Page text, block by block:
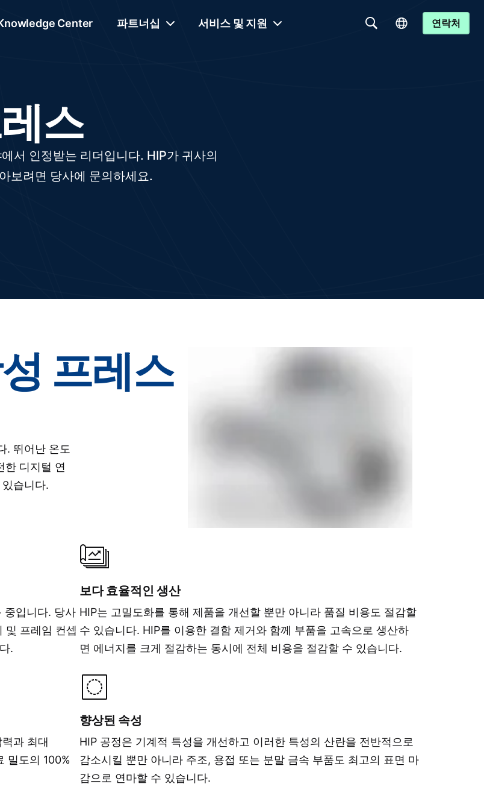
Center 파트너십 서비스 및 지원 연락처
스
서 인정받는 리더입니다. HIP가 귀사의
보려면 당사에 문의하세요.
프레스
. 뛰어난 온도
한 디지털 연
습니다.
중입니다. 당사
및 프레임 컨셉
.
보다 효율적인 생산
HIP는 고밀도화를 통해 제품을 개선할 뿐만 아니라 품질 비용도 절감할
수 있습니다. HIP를 이용한 결함 제거와 함께 부품을 고속으로 생산하
면 에너지를 크게 절감하는 동시에 전체 비용을 절감할 수 있습니다.
과 최대
밀도의 100%
향상된 속성
HIP 공정은 기계적 특성을 개선하고 이러한 특성의 산란을 전반적으로
감소시킬 뿐만 아니라 주조, 용접 또는 분말 금속 부품도 최고의 표면 마
감으로 연마할 수 있습니다.